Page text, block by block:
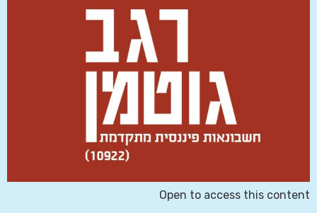
Open to access this content